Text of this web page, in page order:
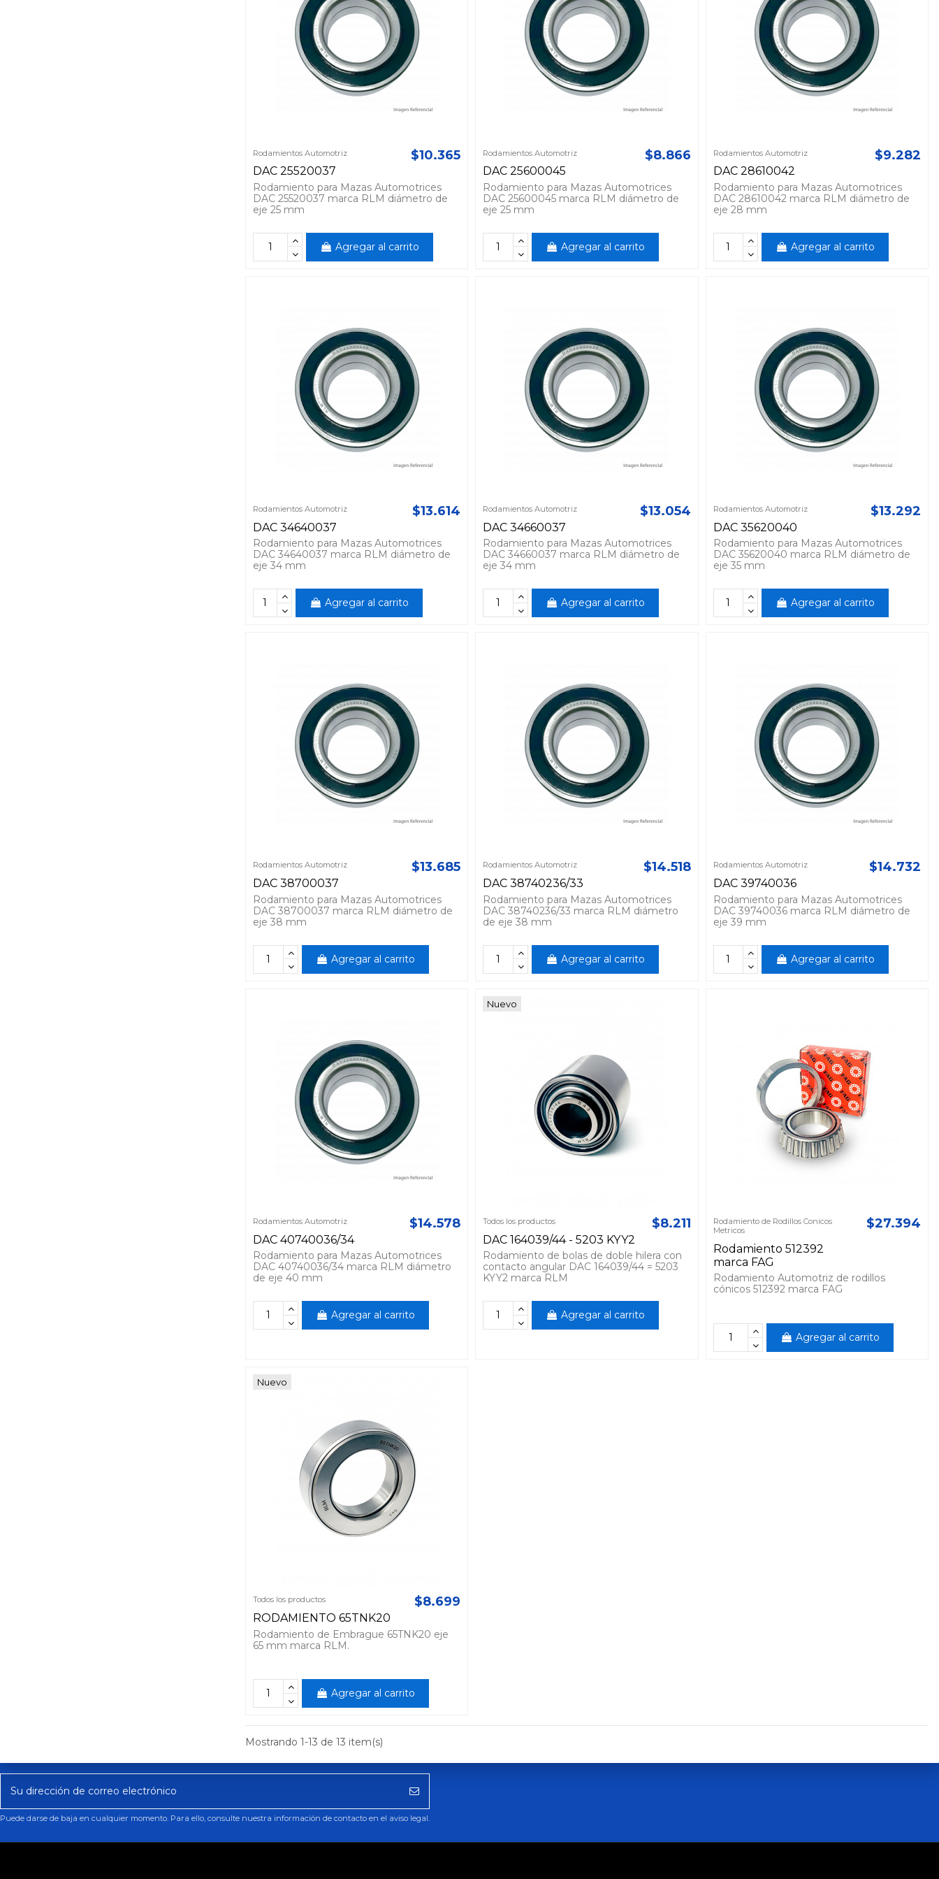
Rodamientos Automotriz
DAC 25520037
$10.365
Rodamiento para Mazas Automotrices
DAC 25520037 marca RLM diámetro de
eje 25 mm
Agregar al carrito
Rodamientos Automotriz
DAC 25600045
$8.866
Rodamiento para Mazas Automotrices
DAC 25600045 marca RLM diámetro de
eje 25 mm
Agregar al carrito
Rodamientos Automotriz
DAC 28610042
$9.282
Rodamiento para Mazas Automotrices
DAC 28610042 marca RLM diámetro de
eje 28 mm
Agregar al carrito
Rodamientos Automotriz
DAC 34640037
$13.614
Rodamiento para Mazas Automotrices
DAC 34640037 marca RLM diámetro de
eje 34 mm
Agregar al carrito
Rodamientos Automotriz
DAC 34660037
$13.054
Rodamiento para Mazas Automotrices
DAC 34660037 marca RLM diámetro de
eje 34 mm
Agregar al carrito
Rodamientos Automotriz
DAC 35620040
$13.292
Rodamiento para Mazas Automotrices
DAC 35620040 marca RLM diámetro de
eje 35 mm
Agregar al carrito
Rodamientos Automotriz
DAC 38700037
$13.685
Rodamiento para Mazas Automotrices
DAC 38700037 marca RLM diámetro de
eje 38 mm
Agregar al carrito
Rodamientos Automotriz
DAC 38740236/33
$14.518
Rodamiento para Mazas Automotrices
DAC 38740236/33 marca RLM diámetro
de eje 38 mm
Agregar al carrito
Rodamientos Automotriz
DAC 39740036
$14.732
Rodamiento para Mazas Automotrices
DAC 39740036 marca RLM diámetro de
eje 39 mm
Agregar al carrito
Rodamientos Automotriz
DAC 40740036/34
$14.578
Rodamiento para Mazas Automotrices
DAC 40740036/34 marca RLM diámetro
de eje 40 mm
Agregar al carrito
Nuevo
Todos los productos
DAC 164039/44 - 5203 KYY2
$8.211
Rodamiento de bolas de doble hilera con
contacto angular DAC 164039/44 = 5203
KYY2 marca RLM
Agregar al carrito
Rodamiento de Rodillos Conicos
Metricos
Rodamiento 512392
marca FAG
$27.394
Rodamiento Automotriz de rodillos
cónicos 512392 marca FAG
Agregar al carrito
Nuevo
Todos los productos
RODAMIENTO 65TNK20
$8.699
Rodamiento de Embrague 65TNK20 eje
65 mm marca RLM.
Agregar al carrito
Mostrando 1-13 de 13 item(s)
Puede darse de baja en cualquier momento. Para ello, consulte nuestra información de contacto en el aviso legal.